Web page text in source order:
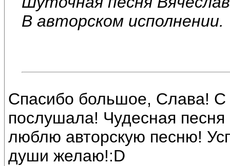
В авторском исполнении.
Спасибо большое, Слава!
послушала! Чудесная
люблю авторскую песню!
души желаю!:D